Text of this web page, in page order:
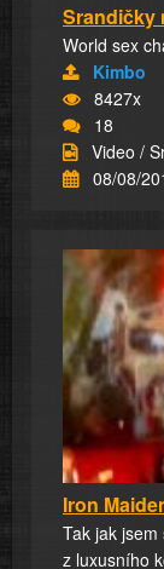
Srandičky
World sex
Kimbo
8427x
18
Video /
08/08/
Iron
Tak jak
z luxusního